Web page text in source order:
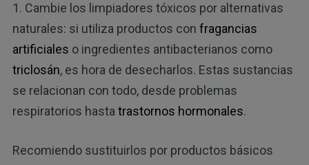
1. Cambie los limpiadores tóxicos por alternativas
naturales: si utiliza productos con fragancias
artificiales o ingredientes antibacterianos como
triclosán, es hora de desecharlos. Estas sustancias
se relacionan con todo, desde problemas
respiratorios hasta trastornos hormonales.
Recomiendo sustituirlos por productos básicos